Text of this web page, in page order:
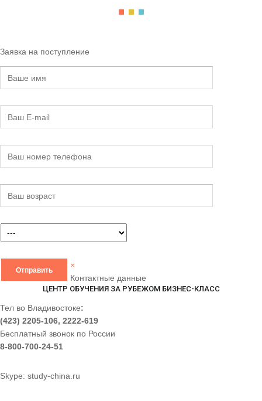
Заявка на поступление
×
Контактные данные
ЦЕНТР ОБУЧЕНИЯ ЗА РУБЕЖОМ БИЗНЕС-КЛАСС
Тел во Владивостоке:
(423) 2205-106, 2222-619
Бесплатный звонок по России
8-800-700-24-51
Skype: study-china.ru